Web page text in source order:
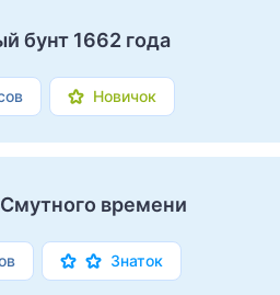
бунт 1662 года
Новичок
времени
Знаток